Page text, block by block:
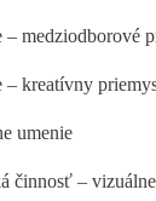
medziodborové
– kreatívny
umenie
činnosť –